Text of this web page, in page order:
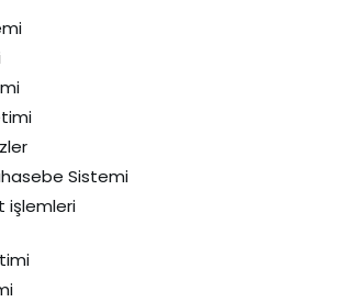
Sistemi
işlemleri